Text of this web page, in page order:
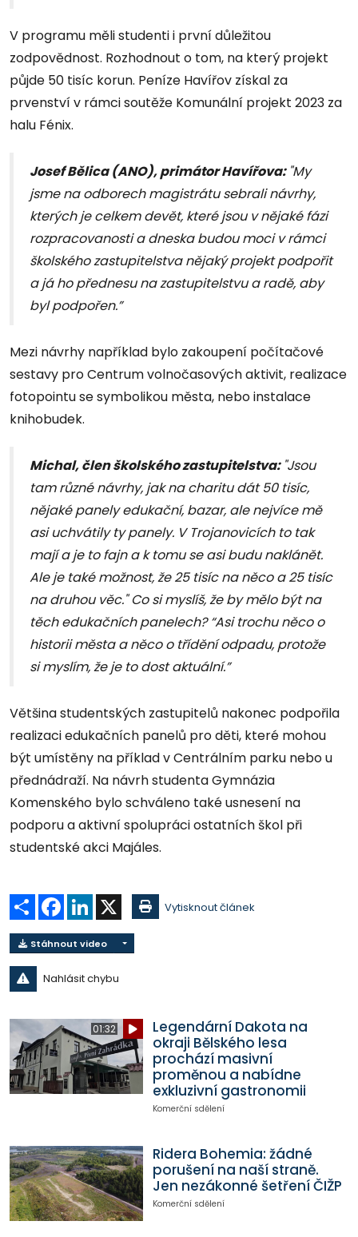
V programu měli studenti i první důležitou
zodpovědnost. Rozhodnout o tom, na který projekt
půjde 50 tisíc korun. Peníze Havířov získal za
prvenství v rámci soutěže Komunální projekt 2023 za
halu Fénix.
Josef Bělica (ANO), primátor Havířova: "My
jsme na odborech magistrátu sebrali návrhy,
kterých je celkem devět, které jsou v nějaké fázi
rozpracovanosti a dneska budou moci v rámci
školského zastupitelstva nějaký projekt podpořit
a já ho přednesu na zastupitelstvu a radě, aby
byl podpořen.”
Mezi návrhy například bylo zakoupení počítačové
sestavy pro Centrum volnočasových aktivit, realizace
fotopointu se symbolikou města, nebo instalace
knihobudek.
Michal, člen školského zastupitelstva: "Jsou
tam různé návrhy, jak na charitu dát 50 tisíc,
nějaké panely edukační, bazar, ale nejvíce mě
asi uchvátily ty panely. V Trojanovicích to tak
mají a je to fajn a k tomu se asi budu naklánět.
Ale je také možnost, že 25 tisíc na něco a 25 tisíc
na druhou věc." Co si myslíš, že by mělo být na
těch edukačních panelech? “Asi trochu něco o
historii města a něco o třídění odpadu, protože
si myslím, že je to dost aktuální.”
Většina studentských zastupitelů nakonec podpořila
realizaci edukačních panelů pro děti, které mohou
být umístěny na příklad v Centrálním parku nebo u
přednádraží. Na návrh studenta Gymnázia
Komenského bylo schváleno také usnesení na
podporu a aktivní spolupráci ostatních škol při
studentské akci Majáles.
Sdílet Facebook
LinkedIn Vytisknout článek
Stáhnout video
Nahlásit chybu
01:32
Legendární Dakota na
okraji Bělského lesa
prochází masivní
proměnou a nabídne
exkluzivní gastronomii
Komerční sdělení
Ridera Bohemia: žádné
porušení na naší straně.
Jen nezákonné šetření ČIŽP
Komerční sdělení